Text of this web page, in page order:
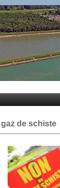
gaz de schiste